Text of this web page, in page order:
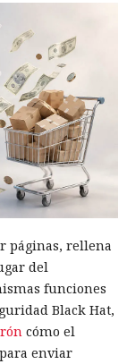
páginas, rellena
del
funciones
Black Hat,
cómo el
enviar